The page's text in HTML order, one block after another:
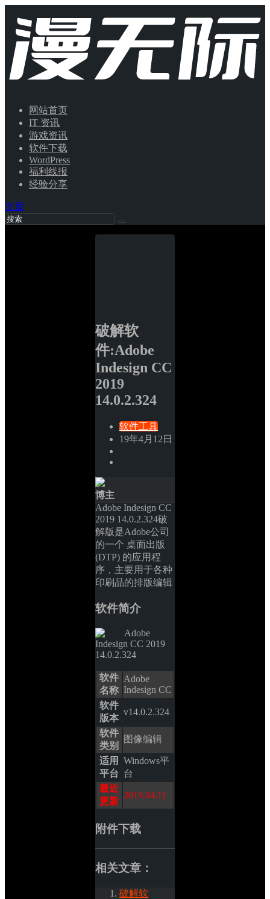
网站首页
IT 资讯
游戏资讯
软件下载
WordPress
福利线报
经验分享
文章
破解软
件:Adobe
Indesign CC
2019
14.0.2.324
软件工具
19年4月12日
博主
Adobe Indesign CC
2019 14.0.2.324破
解版是Adobe公司
的一个 桌面出版
(DTP) 的应用程
序，主要用于各种
印刷品的排版编辑
软件简介
软件
名称
Adobe
Indesign CC
软件
版本
v14.0.2.324
软件
类别
图像编辑
适用
平台
Windows平
台
最近
更新
2019.04.11
附件下载
相关文章：
破解软